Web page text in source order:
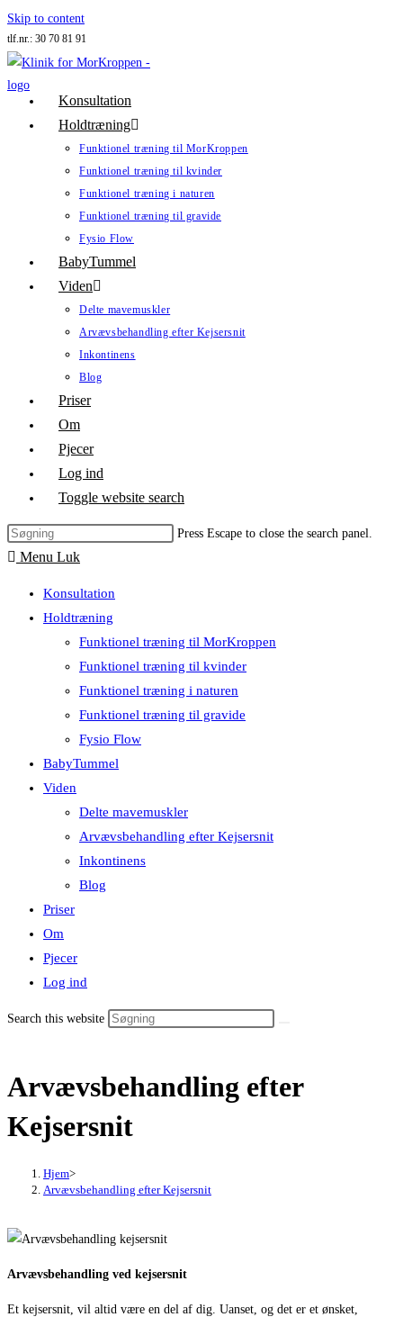
Skip to content
tlf.nr.: 30 70 81 91
Konsultation
Holdtræning
Funktionel træning til MorKroppen
Funktionel træning til kvinder
Funktionel træning i naturen
Funktionel træning til gravide
Fysio Flow
BabyTummel
Viden
Delte mavemuskler
Arvævsbehandling efter Kejsersnit
Inkontinens
Blog
Priser
Om
Pjecer
Log ind
Toggle website search
Press Escape to close the search panel.
Menu Luk
Konsultation
Holdtræning
Funktionel træning til MorKroppen
Funktionel træning til kvinder
Funktionel træning i naturen
Funktionel træning til gravide
Fysio Flow
BabyTummel
Viden
Delte mavemuskler
Arvævsbehandling efter Kejsersnit
Inkontinens
Blog
Priser
Om
Pjecer
Log ind
Search this website
Arvævsbehandling efter
Kejsersnit
Hjem>
Arvævsbehandling efter Kejsersnit
Arvævsbehandling ved kejsersnit
Et kejsersnit, vil altid være en del af dig. Uanset, og det er et ønsket,